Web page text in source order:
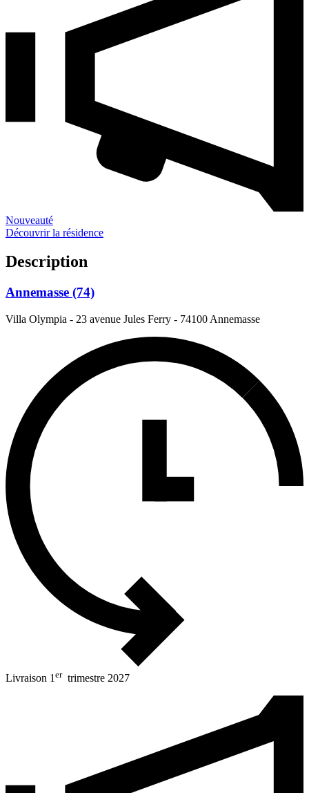
Nouveauté
Découvrir la résidence
Description
Annemasse (74)
Villa Olympia - 23 avenue Jules Ferry - 74100 Annemasse
Livraison 1 ertrimestre 2027